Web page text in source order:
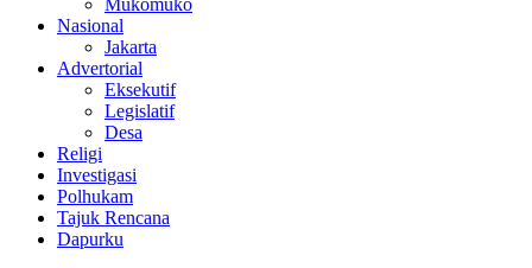
Mukomuko
Nasional
Jakarta
Advertorial
Eksekutif
Legislatif
Desa
Religi
Investigasi
Polhukam
Tajuk Rencana
Dapurku